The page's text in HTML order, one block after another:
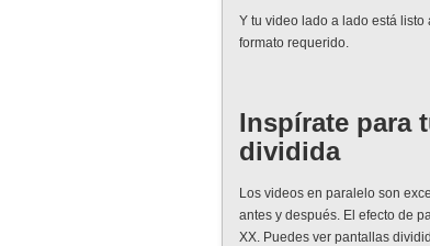
Y tu video lado a lado está listo
formato requerido.
Inspírate para
dividida
Los videos en paralelo son
antes y después. El efecto de
XX. Puedes ver pantallas